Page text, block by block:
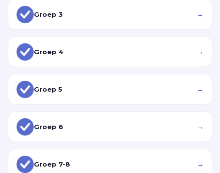
Groep 3 →
Groep 4 →
Groep 5 →
Groep 6 →
Groep 7-8 →